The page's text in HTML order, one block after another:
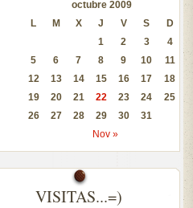
octubre 2009
L
M X J V S
D
1
2 3
4
5
6 7 8 9 10
11
12
13 14 15 16 17
18
19
20 21 22 23 24
25
26
27 28 29 30
31
Nov »
VISITAS...=)